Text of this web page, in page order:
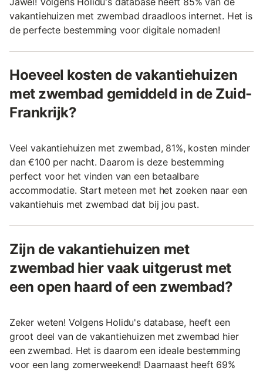
vakantiehuizen met zwembad draadloos internet. Het is
de perfecte bestemming voor digitale nomaden!
Hoeveel kosten de vakantiehuizen
met zwembad gemiddeld in de Zuid-
Frankrijk?
Veel vakantiehuizen met zwembad, 81%, kosten minder
dan €100 per nacht. Daarom is deze bestemming
perfect voor het vinden van een betaalbare
accommodatie. Start meteen met het zoeken naar een
vakantiehuis met zwembad dat bij jou past.
Zijn de vakantiehuizen met
zwembad hier vaak uitgerust met
een open haard of een zwembad?
Zeker weten! Volgens Holidu's database, heeft een
groot deel van de vakantiehuizen met zwembad hier
een zwembad. Het is daarom een ideale bestemming
voor een lang zomerweekend! Daarnaast heeft 69%